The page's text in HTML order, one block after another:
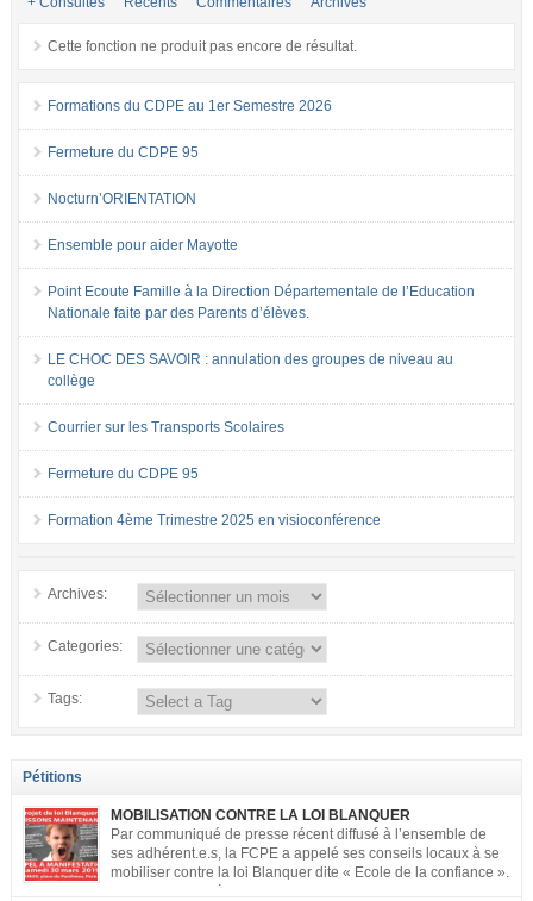
Cette fonction ne produit pas encore de résultat.
Formations du CDPE au 1er Semestre 2026
Fermeture du CDPE 95
Nocturn’ORIENTATION
Ensemble pour aider Mayotte
Point Ecoute Famille à la Direction Départementale de l’Education
Nationale faite par des Parents d’élèves.
LE CHOC DES SAVOIR : annulation des groupes de niveau au
collège
Courrier sur les Transports Scolaires
Fermeture du CDPE 95
Formation 4ème Trimestre 2025 en visioconférence
Archives:
Categories:
Tags:
Pétitions
MOBILISATION CONTRE LA LOI BLANQUER
Par communiqué de presse récent diffusé à l’ensemble de
ses adhérent.e.s, la FCPE a appelé ses conseils locaux à se
mobiliser contre la loi Blanquer dite « Ecole de la confiance ».